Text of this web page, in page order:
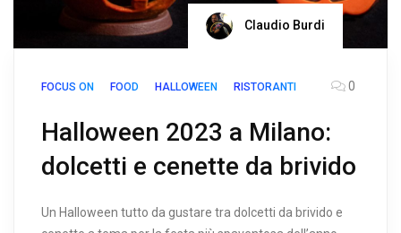
Claudio Burdi
FOCUS ON FOOD HALLOWEEN RISTORANTI 0
Halloween 2023 a Milano:
dolcetti e cenette da brivido
Un Halloween tutto da gustare tra dolcetti da brivido e